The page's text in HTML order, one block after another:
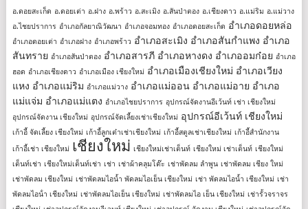
อ.ดอยสะเก็ด อ.ดอยเต่า อ.ฝาง อ.พร้าว อ.สะเมิง อ.สันป่าตอง อ.เชียงดาว อ.แม่ริม อ.แม่วาง
อ.ไชยปราการ อำเภอกัลยาณิวัฒนา อำเภอจอมทอง อำเภอดอยสะเก็ด อำเภอดอยหล่อ
อำเภอดอยเต่า อำเภอฝาง อำเภอพร้าว อำเภอสะเมิง อำเภอสันกำแพง อำเภอ
สันทราย อำเภอสันป่าตอง อำเภอสารภี อำเภอหางดง อำเภออมก๋อย อำเภอ
ฮอด อำเภอเชียงดาว อำเภอเมือง เชียงใหม่ อำเภอเมืองเชียงใหม่ อำเภอเวียง
แหง อำเภอแม่ริม อำเภอแม่วาง อำเภอแม่ออน อำเภอแม่อาย อำเภอ
แม่แจ่ม อำเภอแม่แตง อำเภอไชยปราการ อุปกรณ์จัดงานอีเว้นท์ เช่า เชียงใหม่
อุปกรณ์จัดงาน เชียงใหม่ อุปกรณ์จัดเลี้ยงเช่าเชียงใหม่ อุปกรณ์อีเว้นท์ เชียงใหม่
เก้าอี้ จัดเลี้ยง เชียงใหม่ เก้าอี้ลูกเต๋าเช่าเชียงใหม่ เก้าอี้สตูลเช่าเชียงใหม่ เก้าอี้สํานักงาน
เก้าอี้เช่า เชียงใหม่ เชียงใหม่ เชียงใหม่เช่าเต็นท์ เชียงใหม่ เช่าเต็นท์ เชียงใหม่
เต็นท์เช่า เชียงใหม่เต็นท์เช่า เช่า เช่าผ้าคลุมโต๊ะ เช่าพัดลม ลำพูน เช่าพัดลม เชียง ใหม่
เช่าพัดลม เชียงใหม่ เช่าพัดลมไอน้ำ พัดลมไอเย็น เชียงใหม่ เช่า พัดลมไอน้ำ เชียงใหม่ เช่า
พัดลมไอน้ํา เชียงใหม่ เช่าพัดลมไอเย็น เชียงใหม่ เช่าพัดลมไอ เย็น เชียงใหม่ เช่ารั้วจราจร